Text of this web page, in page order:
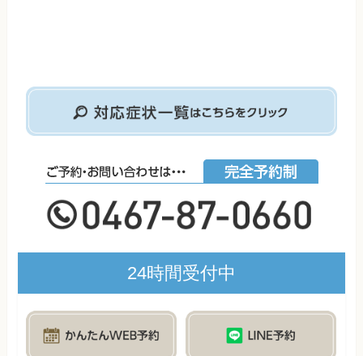
24時間受付中